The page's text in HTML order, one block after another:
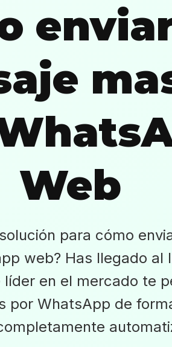
Web
para cómo
web? Has llegado al
en el mercado te
por WhatsApp de